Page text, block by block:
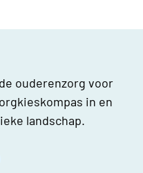
ouderenzorg voor
in en
landschap.